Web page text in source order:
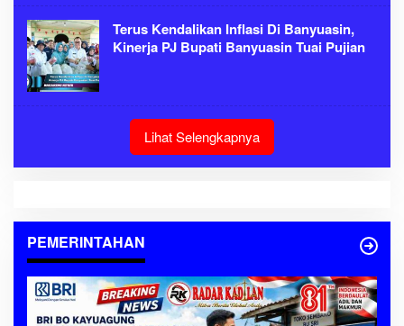
Terus Kendalikan Inflasi Di Banyuasin,
Kinerja PJ Bupati Banyuasin Tuai Pujian
Lihat Selengkapnya
PEMERINTAHAN